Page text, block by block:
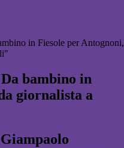
in Fiesole per Antognoni,
bambino in
giornalista a